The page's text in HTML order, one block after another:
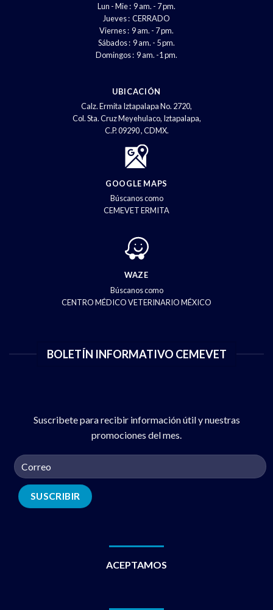
Lun - Mie : 9 am. - 7 pm.
Jueves : CERRADO
Viernes : 9 am. - 7 pm.
Sábados : 9 am. - 5 pm.
Domingos : 9 am. -1 pm.
UBICACIÓN
Calz. Ermita Iztapalapa No. 2720,
Col. Sta. Cruz Meyehulaco, Iztapalapa,
C.P. 09290 , CDMX.
GOOGLE MAPS
Búscanos como
CEMEVET ERMITA
WAZE
Búscanos como
CENTRO MÉDICO VETERINARIO MÉXICO
BOLETÍN INFORMATIVO CEMEVET
Suscribete para recibir información útil y nuestras
promociones del mes.
ACEPTAMOS